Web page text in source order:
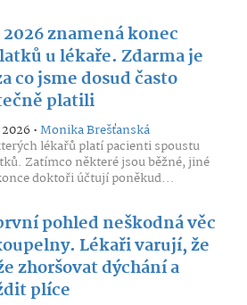
znamená konec
u lékaře. Zdarma je
co jsme dosud často
platili
•Monika Brešťanská
lékařů platí pacienti spoustu
Zatímco některé jsou běžné, jiné
doktoři účtují poněkud...
pohled neškodná věc
Lékaři varují, že
zhoršovat dýchání a
plíce